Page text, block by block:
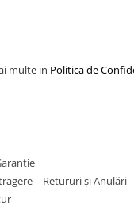
multe in Politica de
– Retururi și Anulări